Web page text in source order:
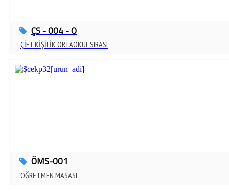
ÇS - 004 - O
ÇİFT KİŞİLİK ORTAOKUL SIRASI
ÖMS-001
ÖĞRETMEN MASASI